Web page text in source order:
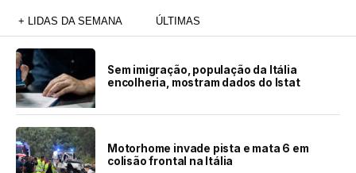
+ LIDAS DA SEMANA ÚLTIMAS
Sem imigração, população da Itália
encolheria, mostram dados do Istat
Motorhome invade pista e mata 6 em
colisão frontal na Itália